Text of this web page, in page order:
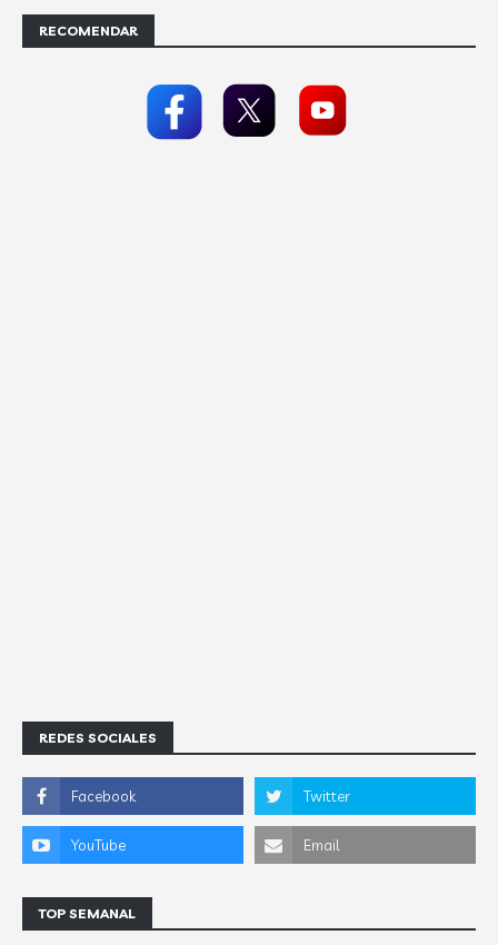
RECOMENDAR
REDES SOCIALES
TOP SEMANAL